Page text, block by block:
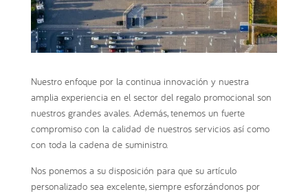
Nuestro enfoque por la continua innovación y nuestra
amplia experiencia en el sector del regalo promocional son
nuestros grandes avales. Además, tenemos un fuerte
compromiso con la calidad de nuestros servicios así como
con toda la cadena de suministro.
Nos ponemos a su disposición para que su artículo
personalizado sea excelente, siempre esforzándonos por